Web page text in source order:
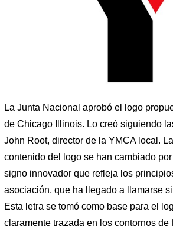
La Junta Nacional aprobó el logo
de Chicago Illinois. Lo creó siguiendo
John Root, director de la YMCA local.
contenido del logo se han cambiado
signo innovador que refleja los
asociación, que ha llegado a llamarse
Esta letra se tomó como base para el
claramente trazada en los contornos de